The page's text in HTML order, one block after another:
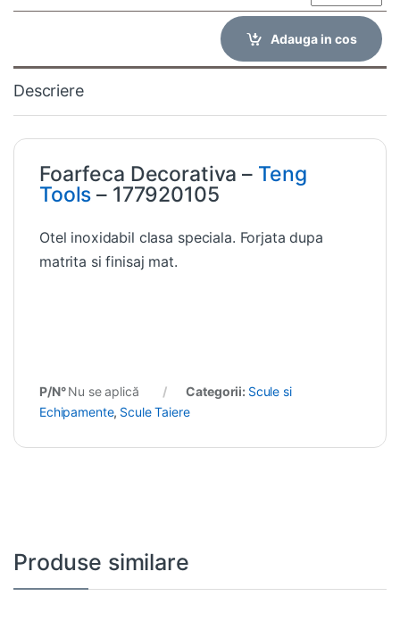
Adauga in cos
Descriere
Foarfeca Decorativa – Teng
Tools – 177920105
Otel inoxidabil clasa speciala. Forjata dupa
matrita si finisaj mat.
P/N°Nu se aplică Categorii: Scule si
Echipamente, Scule Taiere
Produse similare